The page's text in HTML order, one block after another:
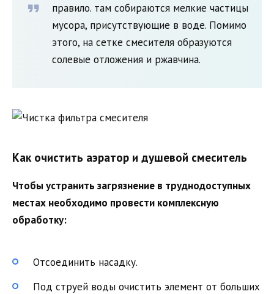
правило. там собираются мелкие частицы
мусора, присутствующие в воде. Помимо
этого, на сетке смесителя образуются
солевые отложения и ржавчина.
Как очистить аэратор и душевой смеситель
Чтобы устранить загрязнение в труднодоступных
местах необходимо провести комплексную
обработку:
Отсоединить насадку.
Под струей воды очистить элемент от больших